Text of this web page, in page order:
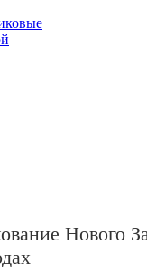
Нового